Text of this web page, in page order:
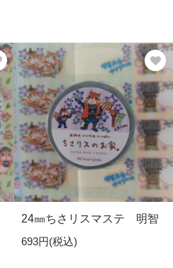
24㎜ちさリスマステ 明智
693円(税込)